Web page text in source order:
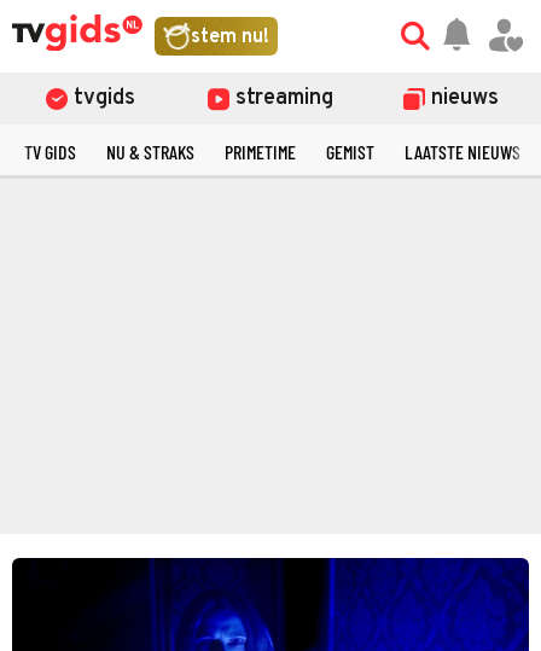
stem nu!
tvgids streaming nieuws
TV GIDS NU & STRAKS PRIMETIME GEMIST LAATSTE NIEUWS